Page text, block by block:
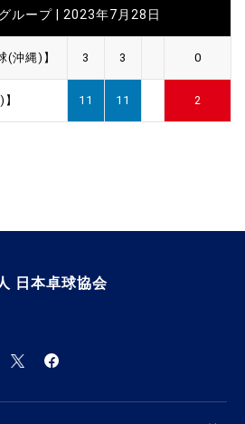
ループ | 2023年7月28日
(沖縄)】 3 3 0
11 11 2
日本卓球協会